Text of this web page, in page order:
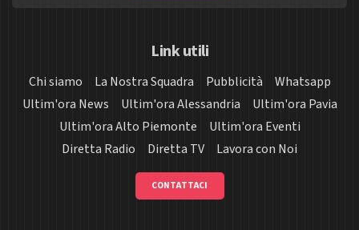
Link utili
Chi siamo La Nostra Squadra Pubblicità
Whatsapp
Ultim'ora News
Ultim'ora Alessandria
Ultim'ora Pavia
Ultim'ora Alto Piemonte
Ultim'ora Eventi
Diretta Radio
Diretta TV Lavora con Noi
CONTATTACI